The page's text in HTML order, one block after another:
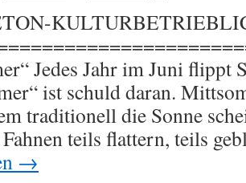
Jedes Jahr im Juni flippt
ist schuld daran.
traditionell die Sonne
Fahnen teils flattern, teils
→